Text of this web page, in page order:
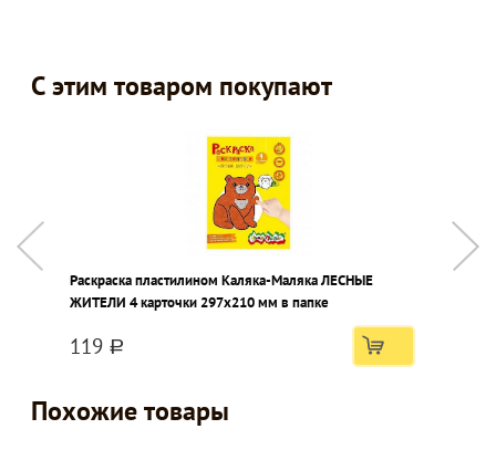
С этим товаром покупают
Раскраска пластилином Каляка-Маляка ЛЕСНЫЕ
ЖИТЕЛИ 4 карточки 297х210 мм в папке
119 a
Похожие товары